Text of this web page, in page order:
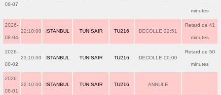
08-07
minutes
2026-
08-04
22:10:00 ISTANBUL TUNISAIR TU216 DECOLLE 22:51
Retard de 41
minutes
2026-
08-02
23:10:00 ISTANBUL TUNISAIR TU216 DECOLLE 00:00
Retard de 50
minutes
2026-
08-01
22:10:00 ISTANBUL TUNISAIR TU216 ANNULE